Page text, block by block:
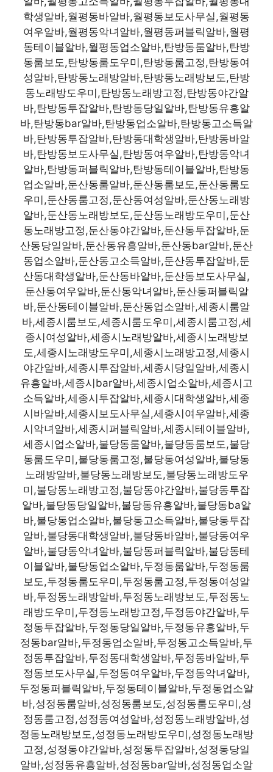
학생알바,월평동바알바,월평동보도사무실,월평동
여우알바,월평동악녀알바,월평동퍼블릭알바,월평
동테이블알바,월평동업소알바,탄방동룸알바,탄방
동룸보도,탄방동룸도우미,탄방동룸고정,탄방동여
성알바,탄방동노래방알바,탄방동노래방보도,탄방
동노래방도우미,탄방동노래방고정,탄방동야간알
바,탄방동투잡알바,탄방동당일알바,탄방동유흥알
바,탄방동bar알바,탄방동업소알바,탄방동고소득알
바,탄방동투잡알바,탄방동대학생알바,탄방동바알
바,탄방동보도사무실,탄방동여우알바,탄방동악녀
알바,탄방동퍼블릭알바,탄방동테이블알바,탄방동
업소알바,둔산동룸알바,둔산동룸보도,둔산동룸도
우미,둔산동룸고정,둔산동여성알바,둔산동노래방
알바,둔산동노래방보도,둔산동노래방도우미,둔산
동노래방고정,둔산동야간알바,둔산동투잡알바,둔
산동당일알바,둔산동유흥알바,둔산동bar알바,둔산
동업소알바,둔산동고소득알바,둔산동투잡알바,둔
산동대학생알바,둔산동바알바,둔산동보도사무실,
둔산동여우알바,둔산동악녀알바,둔산동퍼블릭알
바,둔산동테이블알바,둔산동업소알바,세종시룸알
바,세종시룸보도,세종시룸도우미,세종시룸고정,세
종시여성알바,세종시노래방알바,세종시노래방보
도,세종시노래방도우미,세종시노래방고정,세종시
야간알바,세종시투잡알바,세종시당일알바,세종시
유흥알바,세종시bar알바,세종시업소알바,세종시고
소득알바,세종시투잡알바,세종시대학생알바,세종
시바알바,세종시보도사무실,세종시여우알바,세종
시악녀알바,세종시퍼블릭알바,세종시테이블알바,
세종시업소알바,불당동룸알바,불당동룸보도,불당
동룸도우미,불당동룸고정,불당동여성알바,불당동
노래방알바,불당동노래방보도,불당동노래방도우
미,불당동노래방고정,불당동야간알바,불당동투잡
알바,불당동당일알바,불당동유흥알바,불당동ba알
바,불당동업소알바,불당동고소득알바,불당동투잡
알바,불당동대학생알바,불당동바알바,불당동여우
알바,불당동악녀알바,불당동퍼블릭알바,불당동테
이블알바,불당동업소알바,두정동룸알바,두정동룸
보도,두정동룸도우미,두정동룸고정,두정동여성알
바,두정동노래방알바,두정동노래방보도,두정동노
래방도우미,두정동노래방고정,두정동야간알바,두
정동투잡알바,두정동당일알바,두정동유흥알바,두
정동bar알바,두정동업소알바,두정동고소득알바,두
정동투잡알바,두정동대학생알바,두정동바알바,두
정동보도사무실,두정동여우알바,두정동악녀알바,
두정동퍼블릭알바,두정동테이블알바,두정동업소알
바,성정동룸알바,성정동룸보도,성정동룸도우미,성
정동룸고정,성정동여성알바,성정동노래방알바,성
정동노래방보도,성정동노래방도우미,성정동노래방
고정,성정동야간알바,성정동투잡알바,성정동당일
알바,성정동유흥알바,성정동bar알바,성정동업소알